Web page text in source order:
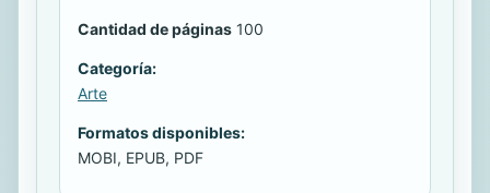
Cantidad de páginas 100
Categoría:
Arte
Formatos disponibles:
MOBI, EPUB, PDF